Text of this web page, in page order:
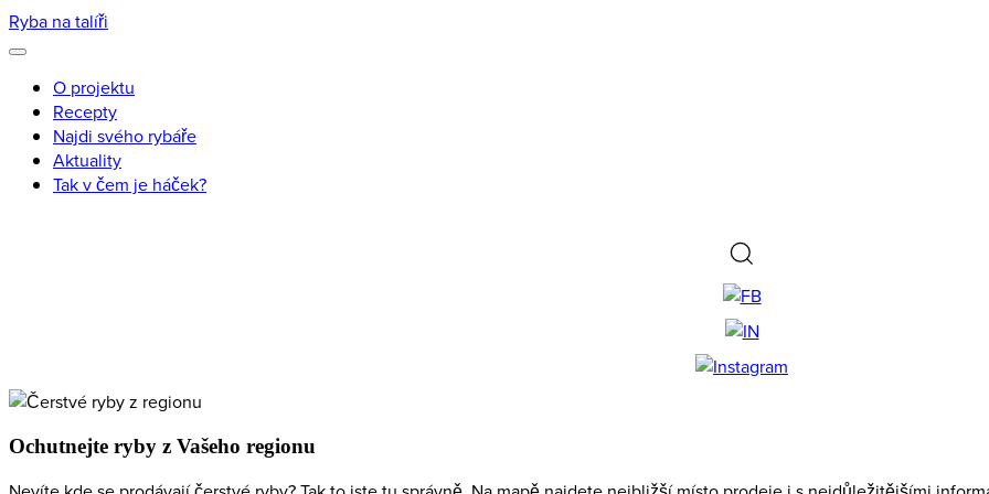
Ryba na talíři
O projektu
Recepty
Najdi svého rybáře
Aktuality
Tak v čem je háček?
Ochutnejte ryby z Vašeho regionu